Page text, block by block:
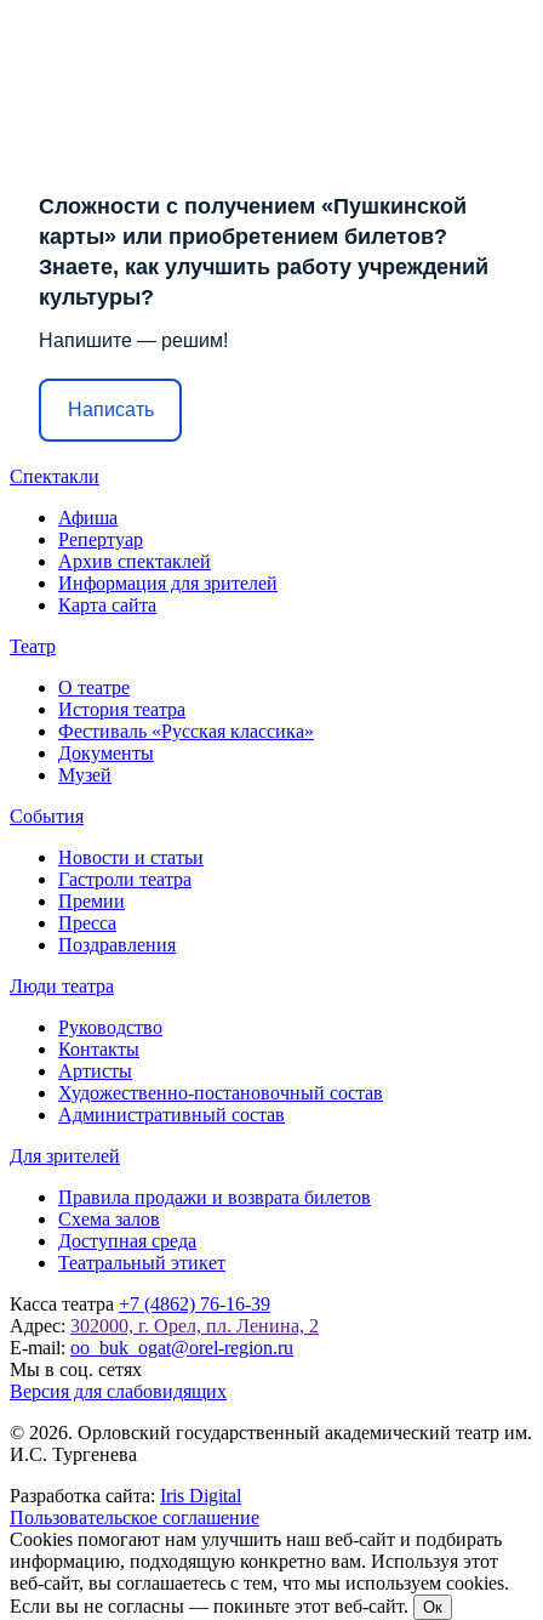
Сложности с получением «Пушкинской
карты» или приобретением билетов?
Знаете, как улучшить работу учреждений
культуры?
Напишите — решим!
Написать
Спектакли
Афиша
Репертуар
Архив спектаклей
Информация для зрителей
Карта сайта
Театр
О театре
История театра
Фестиваль «Русская классика»
Документы
Музей
События
Новости и статьи
Гастроли театра
Премии
Пресса
Поздравления
Люди театра
Руководство
Контакты
Артисты
Художественно-постановочный состав
Административный состав
Для зрителей
Правила продажи и возврата билетов
Схема залов
Доступная среда
Театральный этикет
Касса театра +7 (4862) 76-16-39
Адрес: 302000, г. Орел, пл. Ленина, 2
E-mail: oo_buk_ogat@orel-region.ru
Мы в соц. сетях
Версия для слабовидящих
© 2026. Орловский государственный академический театр им.
И.С. Тургенева
Разработка сайта: Iris Digital
Пользовательское соглашение
Cookies помогают нам улучшить наш веб-сайт и подбирать
информацию, подходящую конкретно вам. Используя этот
веб-сайт, вы соглашаетесь с тем, что мы используем cookies.
Если вы не согласны — покиньте этот веб-сайт.
Ок